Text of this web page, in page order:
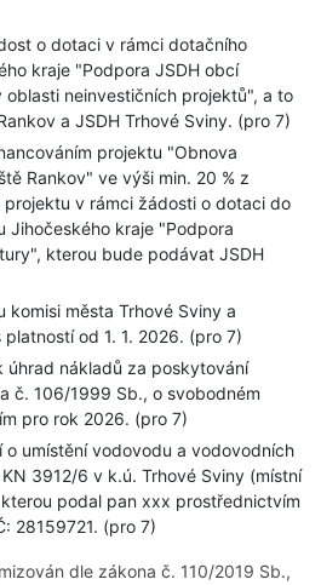
o dotaci v rámci dotačního
kraje "Podpora JSDH obcí
oblasti neinvestičních projektů", a to
a JSDH Trhové Sviny. (pro 7)
projektu "Obnova
Rankov" ve výši min. 20 % z
v rámci žádosti o dotaci do
Jihočeského kraje "Podpora
kterou bude podávat JSDH
komisi města Trhové Sviny a
od 1. 1. 2026. (pro 7)
úhrad nákladů za poskytování
č. 106/1999 Sb., o svobodném
pro rok 2026. (pro 7)
o umístění vodovodu a vodovodních
3912/6 v k.ú. Trhové Sviny (místní
podal pan xxx prostřednictvím
28159721. (pro 7)
dle zákona č. 110/2019 Sb.,